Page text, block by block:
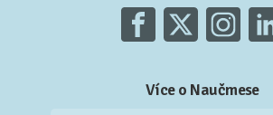
Více o Naučmese